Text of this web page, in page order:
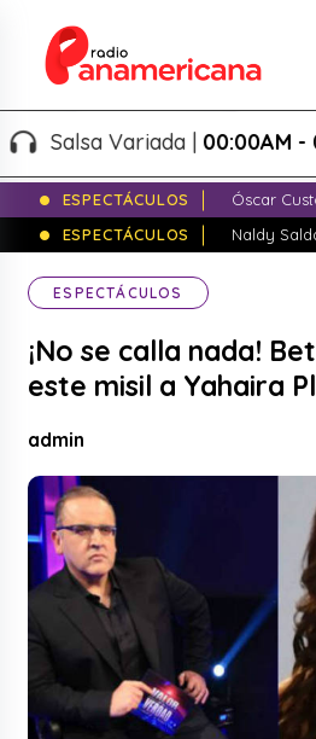
Salsa Variada |00:00AM -
ESPECTÁCULOS
Óscar
ESPECTÁCULOS
Naldy
ESPECTÁCULOS
¡No se calla nada!
este misil a Yahaira
admin